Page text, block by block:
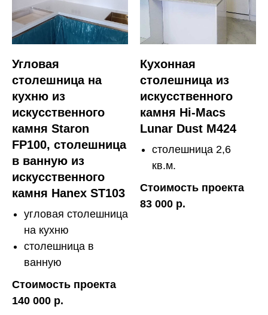
Угловая
столешница на
кухню из
искусственного
камня Staron
FP100, столешница
в ванную из
искусственного
камня Hanex ST103
угловая столешница
на кухню
столешница в
ванную
Стоимость проекта
140 000 р.
Кухонная
столешница из
искусственного
камня Hi-Macs
Lunar Dust M424
столешница 2,6
кв.м.
Стоимость проекта
83 000 р.